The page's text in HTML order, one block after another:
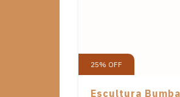
25% OFF
Escultura